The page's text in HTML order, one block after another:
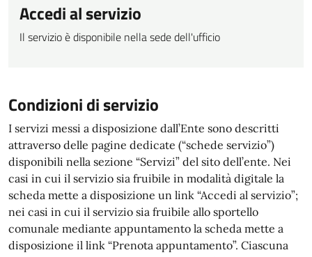
Accedi al servizio
Il servizio è disponibile nella sede dell'ufficio
Condizioni di servizio
I servizi messi a disposizione dall’Ente sono descritti
attraverso delle pagine dedicate (“schede servizio”)
disponibili nella sezione “Servizi” del sito dell’ente. Nei
casi in cui il servizio sia fruibile in modalità digitale la
scheda mette a disposizione un link “Accedi al servizio”;
nei casi in cui il servizio sia fruibile allo sportello
comunale mediante appuntamento la scheda mette a
disposizione il link “Prenota appuntamento”. Ciascuna